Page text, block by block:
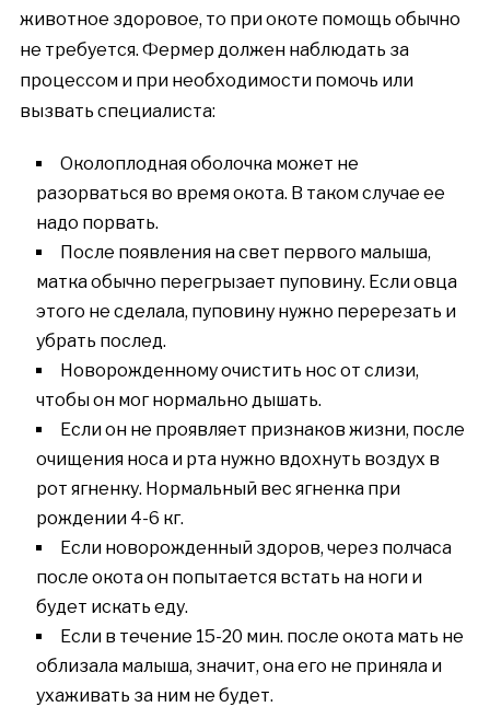
животное здоровое, то при окоте помощь обычно
не требуется. Фермер должен наблюдать за
процессом и при необходимости помочь или
вызвать специалиста:
Околоплодная оболочка может не
разорваться во время окота. В таком случае ее
надо порвать.
После появления на свет первого малыша,
матка обычно перегрызает пуповину. Если овца
этого не сделала, пуповину нужно перерезать и
убрать послед.
Новорожденному очистить нос от слизи,
чтобы он мог нормально дышать.
Если он не проявляет признаков жизни, после
очищения носа и рта нужно вдохнуть воздух в
рот ягненку. Нормальный вес ягненка при
рождении 4-6 кг.
Если новорожденный здоров, через полчаса
после окота он попытается встать на ноги и
будет искать еду.
Если в течение 15-20 мин. после окота мать не
облизала малыша, значит, она его не приняла и
ухаживать за ним не будет.